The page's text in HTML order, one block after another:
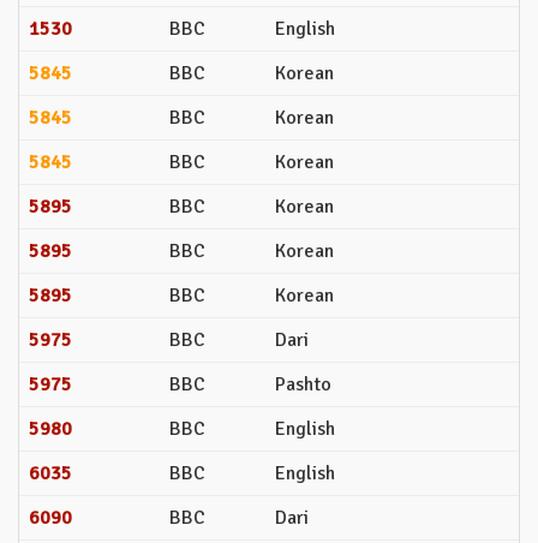
1530 BBC
English
5845
BBC
Korean
5845
BBC
Korean
5845
BBC
Korean
5895
BBC
Korean
5895
BBC
Korean
5895
BBC
Korean
5975
BBC
Dari
5975
BBC
Pashto
5980
BBC
English
6035
BBC
English
6090
BBC
Dari